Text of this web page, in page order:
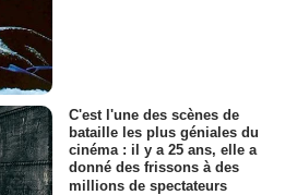
C'est l'une des scènes de
bataille les plus géniales du
cinéma : il y a 25 ans, elle a
donné des frissons à des
millions de spectateurs